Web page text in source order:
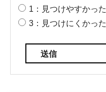
1：見つけやすかった
3：見つけにくかった